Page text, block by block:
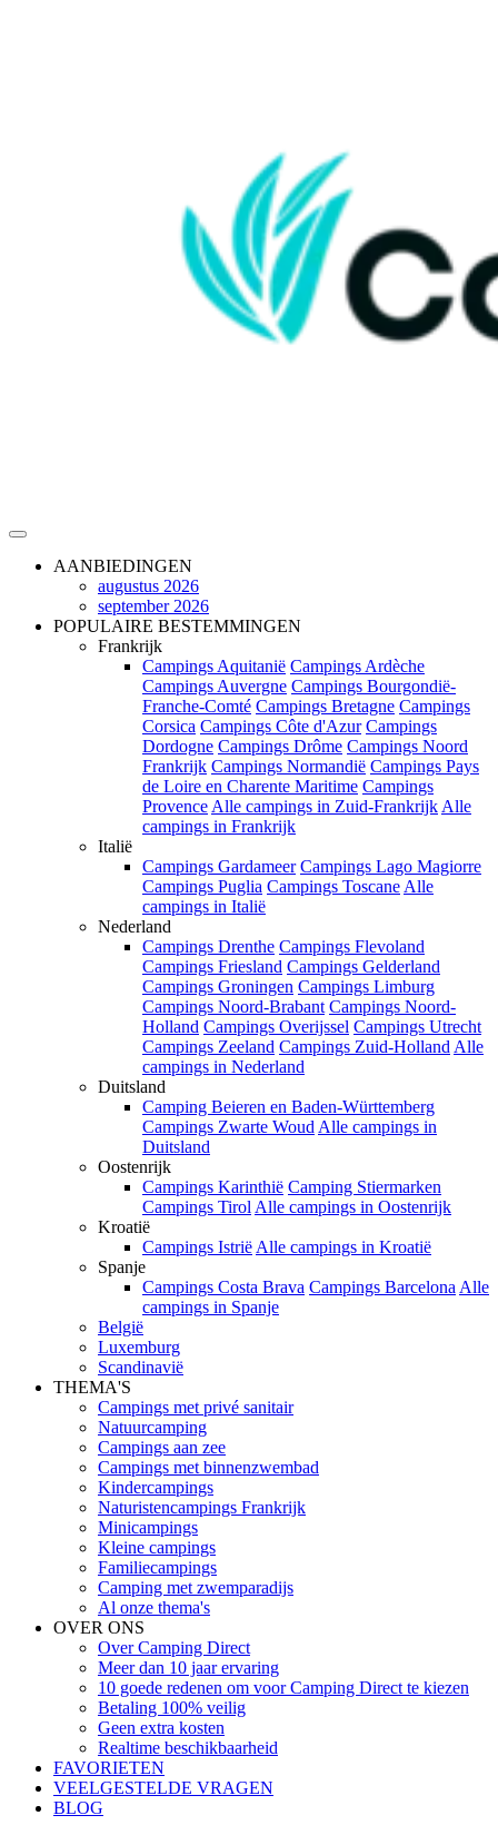
AANBIEDINGEN
augustus 2026
september 2026
POPULAIRE BESTEMMINGEN
Frankrijk
Campings Aquitanië Campings Ardèche
Campings Auvergne Campings Bourgondië-
Franche-Comté Campings Bretagne Campings
Corsica Campings Côte d'Azur Campings
Dordogne Campings Drôme Campings Noord
Frankrijk Campings Normandië Campings Pays
de Loire en Charente Maritime Campings
Provence Alle campings in Zuid-Frankrijk Alle
campings in Frankrijk
Italië
Campings Gardameer Campings Lago Magiorre
Campings Puglia Campings Toscane Alle
campings in Italië
Nederland
Campings Drenthe Campings Flevoland
Campings Friesland Campings Gelderland
Campings Groningen Campings Limburg
Campings Noord-Brabant Campings Noord-
Holland Campings Overijssel Campings Utrecht
Campings Zeeland Campings Zuid-Holland Alle
campings in Nederland
Duitsland
Camping Beieren en Baden-Württemberg
Campings Zwarte Woud Alle campings in
Duitsland
Oostenrijk
Campings Karinthië Camping Stiermarken
Campings Tirol Alle campings in Oostenrijk
Kroatië
Campings Istrië Alle campings in Kroatië
Spanje
Campings Costa Brava Campings Barcelona Alle
campings in Spanje
België
Luxemburg
Scandinavië
THEMA'S
Campings met privé sanitair
Natuurcamping
Campings aan zee
Campings met binnenzwembad
Kindercampings
Naturistencampings Frankrijk
Minicampings
Kleine campings
Familiecampings
Camping met zwemparadijs
Al onze thema's
OVER ONS
Over Camping Direct
Meer dan 10 jaar ervaring
10 goede redenen om voor Camping Direct te kiezen
Betaling 100% veilig
Geen extra kosten
Realtime beschikbaarheid
FAVORIETEN
VEELGESTELDE VRAGEN
BLOG